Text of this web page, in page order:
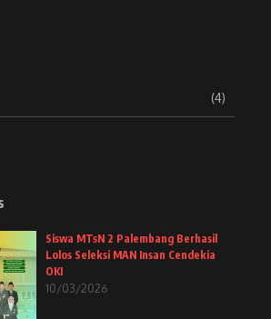
(4)
Siswa MTsN 2 Palembang Berhasil
Lolos Seleksi MAN Insan Cendekia
OKI
10/03/2026